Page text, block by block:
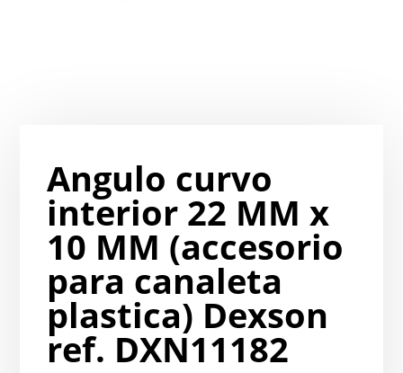
Angulo curvo
interior 22 MM x
10 MM (accesorio
para canaleta
plastica) Dexson
ref. DXN11182